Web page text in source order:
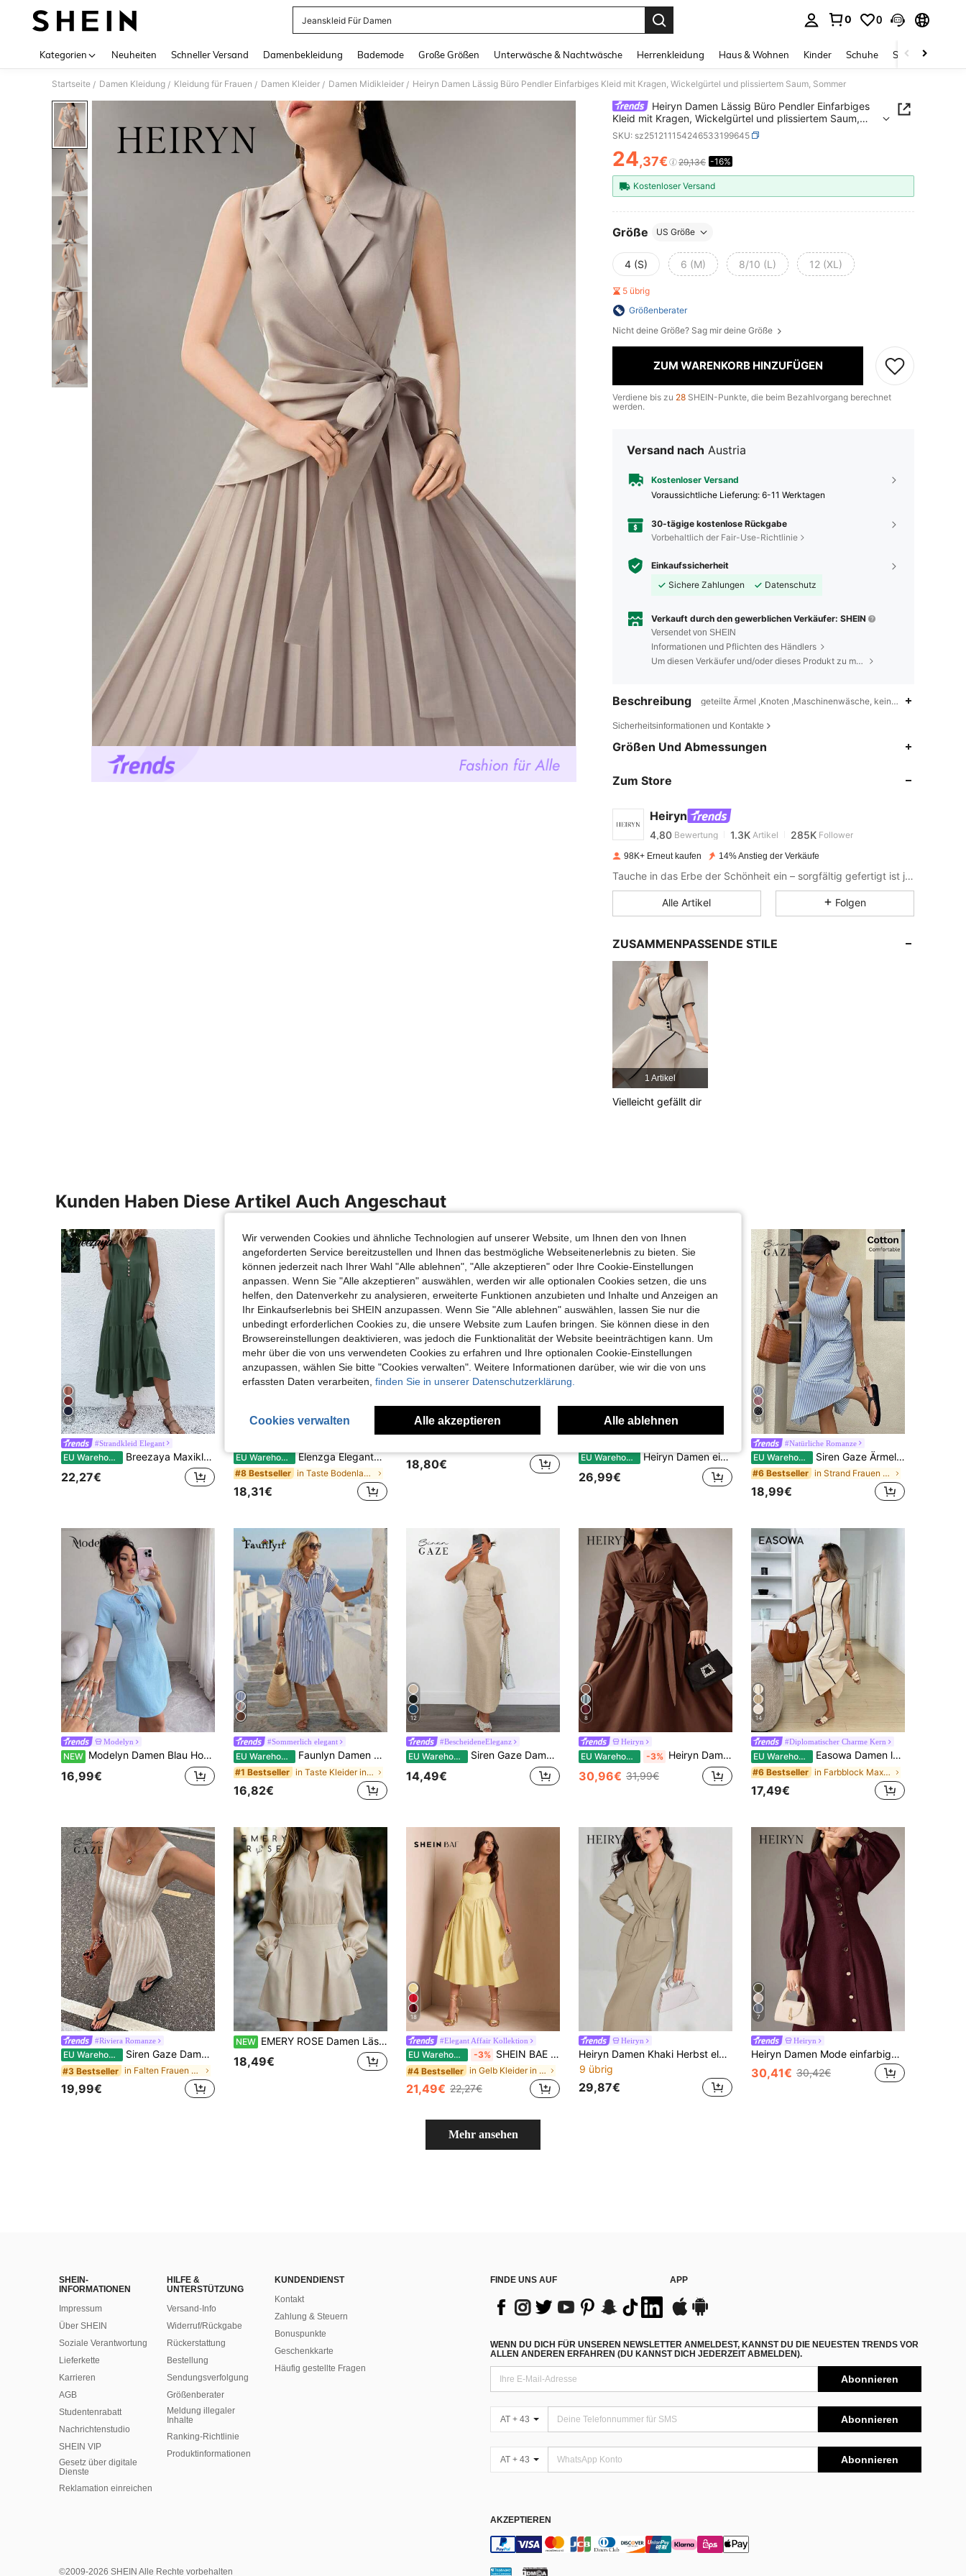
Jeanskleid Für Damen
0 0
Kategorien Neuheiten Schneller Versand Damenbekleidung Bademode Große Größen Unterwäsche & Nachtwäsche Herrenkleidung Haus & Wohnen Kinder Schuhe Schmuck &
Startseite / Damen Kleidung / Kleidung für Frauen / Damen Kleider / Damen Midikleider / Heiryn Damen Lässig Büro Pendler Einfarbiges Kleid mit Kragen, Wickelgürtel und plissiertem Saum, Sommer
Heiryn Damen Lässig Büro Pendler Einfarbiges
Kleid mit Kragen, Wickelgürtel und plissiertem Saum,
Sommer
SKU: sz251211154246533199645
PRICE AND AVAILABILITY
24,37€ 29,13€ -16%
Kostenloser Versand
Größe US Größe
4 (S) 6 (M) 8/10 (L) 12 (XL)
5 übrig
Größenberater
Nicht deine Größe? Sag mir deine Größe
ZUM WARENKORB HINZUFÜGEN
Verdiene bis zu 28 SHEIN-Punkte, die beim Bezahlvorgang berechnet
werden.
Versand nach Austria
Kostenloser Versand
Voraussichtliche Lieferung: 6-11 Werktagen
30-tägige kostenlose Rückgabe
Vorbehaltlich der Fair-Use-Richtlinie
Einkaufssicherheit
Sichere Zahlungen
Datenschutz
Verkauft durch den gewerblichen Verkäufer: SHEIN
Versendet von SHEIN
Informationen und Pflichten des Händlers
Um diesen Verkäufer und/oder dieses Produkt zu melden
Beschreibung geteilte Ärmel ,Knoten ,Maschinenwäsche, keine chemische
Sicherheitsinformationen und Kontakte
Größen Und Abmessungen
Zum Store
Heiryn
4,80 1.3K
4,80 Bewertung 1.3K Artikel 285K Follower
4,80 1.3K 285K
4,80
4,80
4,80
98K+ Erneut kaufen 14% Anstieg der Verkäufe
Tauche in das Erbe der Schönheit ein – sorgfältig gefertigt ist jedes Stück ein Beweis für deine Kraft und Haltung.
Alle Artikel Folgen
ZUSAMMENPASSENDE STILE
1 Artikel
Vielleicht gefällt dir
Kunden Haben Diese Artikel Auch Angeschaut
16
#Strandkleid Elegant
EU Warehouse Breezaya Maxikleid im Smock-Stil mit Knopfdetail und gestaffeltem Saum, Bademode für Frauen im Urlaub
22,27€
EU Warehouse Elenzga Elegantes Blumenkleid für Pendeln & Inselurlaub
#8 Bestseller in Taste Bodenlange Kleider
18,31€
25
18,80€ EU Warehouse Heiryn Damen einfarbiges, lässiges, minimalistisches Midi-Kleid, geeignet für Partys und Ausflüge
26,99€
21
#Natürliche Romanze
EU Warehouse Siren Gaze Ärmelloses, langes Kleid aus 100 % Baumwolle mit blauen und weißen Streifen, eckigem Ausschnitt und Pariser Chic – perfekt für den Sommerurlaub oder als Alltagskleid für Pendler und Büro.
#6 Bestseller in Strand Frauen Midikleider
18,99€
Modelyn
NEW Modelyn Damen Blau Hochgeschnittenes Kurzes Kleid mit Brust-Bindung
16,99€
#Sommerlich elegant
EU Warehouse Faunlyn Damen Gestreiftes Lässig Midi Hemdblusenkleid mit Fledermausärmeln
#1 Bestseller in Taste Kleider in mittlerer Länge
16,82€
12
#BescheideneEleganz
EU Warehouse Siren Gaze Damen Sommerkleid aus einfarbigem Leinen-Mix, lässig, buttergelb, Kleider, edel, elegant, mit Krawatte, Eventkleid, formelles Partykleid, Partykleider, lange Kleider, formelle Kleider, lange Kleider, formelle Kleider, Sommerkleider, Abschlusskleider
14,49€
8
Heiryn
EU Warehouse -3% Heiryn Damen einfarbiges Hemdkleid mit Langarm und Schleife vorne, Lässig
30,96€ 31,99€
14
#Diplomatischer Charme Kern
EU Warehouse Easowa Damen lässiges ärmelloses Farbblock-Kleid mit Rundhalsausschnitt, geeignet für den täglichen Sommer Outfit
#6 Bestseller in Farbblock Maxikleider
17,49€
#Riviera Romanze
EU Warehouse Siren Gaze Damen-Kleid in mittlerer Länge, lässig, minimalistisch, Urlaubs-Boho, elegant, romantisch, Vintage, gestreift in Apricot und Khaki, Damen-Pendlerkleid, Damen-Pendleroutfit, Musikfestival, Strandoutfit, Urlaubsoutfit, Damen-Sommeroutfit
#3 Bestseller in Falten Frauen Kleider
19,99€
NEW EMERY ROSE Damen Lässig einfarbiges Puffärmel Langarm Minikleid, Aprikosenfarbenes Kleid, Damen Herbst/Winter Kleid, Elegantes Damenkleid, Damen Pendler Outfit, Damen formelles Kleid
18,49€
18
#Elegant Affair Kollektion
EU Warehouse -3% SHEIN BAE Elegantes ärmeloses langes Ballonkleid für Damen, geeignet für tägliche Dates, Ausflüge, Nachtclubs, Partys und Veranstaltungen im Herbst
#4 Bestseller in Gelb Kleider in mittlerer Länge
21,49€ 22,27€
Heiryn
Heiryn Damen Khaki Herbst elegantes Langarm Anzugkleid,Midi elegante Kleider für Party Hochzeitsgast,Essen Urlaub Strand Outfit,Frühlings Karneval Kostüm
9 übrig
29,87€
7
Heiryn
Heiryn Damen Mode einfarbiges Kleid mit Kragen und Taille
30,41€ 30,42€
Mehr ansehen
SHEIN-
INFORMATIONEN
Impressum
Über SHEIN
Soziale Verantwortung
Lieferkette
Karrieren
AGB
Studentenrabatt
Nachrichtenstudio
SHEIN VIP
Gesetz über digitale
Dienste
Reklamation einreichen
HILFE &
UNTERSTÜTZUNG
Versand-Info
Widerruf/Rückgabe
Rückerstattung
Bestellung
Sendungsverfolgung
Größenberater
Meldung illegaler
Inhalte
Ranking-Richtlinie
​Produktinformationen
KUNDENDIENST
Kontakt
Zahlung & Steuern
Bonuspunkte
Geschenkkarte
Häufig gestellte Fragen
FINDE UNS AUF APP
WENN DU DICH FÜR UNSEREN NEWSLETTER ANMELDEST, KANNST DU DIE NEUESTEN TRENDS VOR
ALLEN ANDEREN ERFAHREN (DU KANNST DICH JEDERZEIT ABMELDEN).
Abonnieren
AT + 43 Abonnieren
AT + 43 Abonnieren
AKZEPTIEREN
©2009-2026 SHEIN Alle Rechte vorbehalten
Wir verwenden Cookies und ähnliche Technologien auf unserer Website, um Ihnen den von Ihnen
angeforderten Service bereitzustellen und Ihnen das bestmögliche Webseitenerlebnis zu bieten. Sie
können jederzeit nach Ihrer Wahl "Alle ablehnen", "Alle akzeptieren" oder Ihre Cookie-Einstellungen
anpassen. Wenn Sie "Alle akzeptieren" auswählen, werden wir alle optionalen Cookies setzen, die uns
helfen, den Datenverkehr zu analysieren, erweiterte Funktionen anzubieten und Inhalte und Anzeigen an
Ihr Einkaufserlebnis bei SHEIN anzupassen. Wenn Sie "Alle ablehnen" auswählen, lassen Sie nur die
unbedingt erforderlichen Cookies zu, die unsere Website zum Laufen bringen. Sie können diese in den
Browsereinstellungen deaktivieren, was jedoch die Funktionalität der Website beeinträchtigen kann. Um
mehr über die von uns verwendeten Cookies zu erfahren und Ihre optionalen Cookie-Einstellungen
anzupassen, wählen Sie bitte "Cookies verwalten". Weitere Informationen darüber, wie wir die von uns
erfassten Daten verarbeiten, finden Sie in unserer Datenschutzerklärung.
Cookies verwalten Alle akzeptieren Alle ablehnen